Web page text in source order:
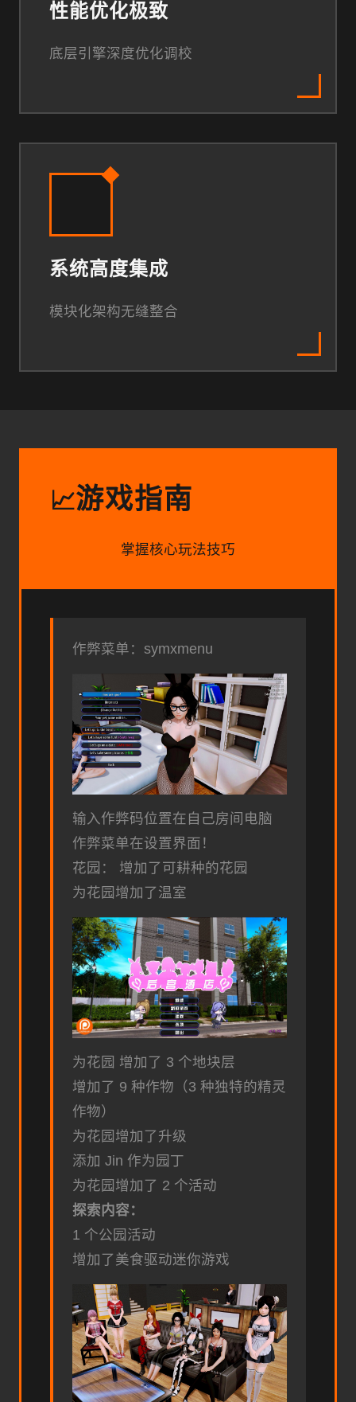
性能优化极致
底层引擎深度优化调校
系统高度集成
模块化架构无缝整合
📈游戏指南
掌握核心玩法技巧
作弊菜单：symxmenu
输入作弊码位置在自己房间电脑
作弊菜单在设置界面！
花园： 增加了可耕种的花园
为花园增加了温室
为花园 增加了 3 个地块层
增加了 9 种作物（3 种独特的精灵
作物）
为花园增加了升级
添加 Jin 作为园丁
为花园增加了 2 个活动
探索内容：
1 个公园活动
增加了美食驱动迷你游戏